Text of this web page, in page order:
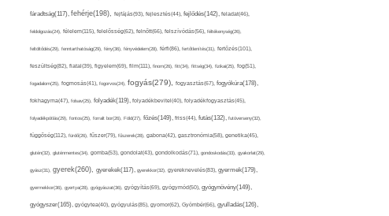
fáradtság(117), fehérje(198), fejfájás(93), fejlesztés(44), fejlődés(142), feladat(46),
feldolgozás(24), félelem(115), felelősség(62), felnőtt(66), felszívódás(56), féltékenység(26),
feltöltődés(29), fenntarthatóság(29), fény(36), fényvédelem(28), férfi(86), fertőtlenítés(31), fertőzés(101),
feszültség(82), fiatal(39), figyelem(69), film(111), finom(26), fitt(34), fittség(34), fizikai(25), fog(51),
fogadalom(25), fogmosás(41), fogorvos(24), fogyás(279), fogyasztás(67), fogyókúra(178),
fokhagyma(47), folsav(25), folyadék(119), folyadékbevitel(40), folyadékfogyasztás(45),
folyadékpótlás(29), fontos(25), forralt bor(26), Föld(27), főzés(149), friss(44), futás(132), futóverseny(32),
függőség(112), fürdő(26), fűszer(79), fűszerek(28), gabona(42), gasztronómia(58), genetika(45),
glutén(32), gluténmentes(34), gomba(53), gondolat(43), gondolkodás(71), gondoskodás(33), gyakorlat(29),
gyász(31), gyerek(260), gyerekek(117), gyerekkor(32), gyereknevelés(83), gyermek(179),
gyermekkor(36), gyertya(28), gyógyászat(36), gyógyítás(69), gyógymód(50), gyógynövény(149),
gyógyszer(165), gyógytea(40), gyógyulás(85), gyomor(62), Gyömbér(66), gyulladás(126),